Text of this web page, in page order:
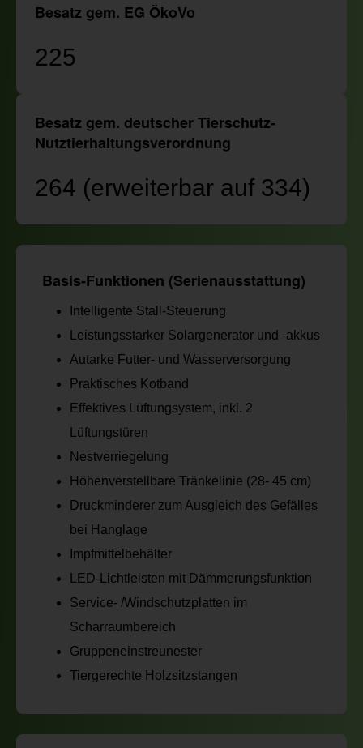
Besatz gem. EG ÖkoVo
225
Besatz gem. deutscher Tierschutz-
Nutztierhaltungsverordnung
264 (erweiterbar auf 334)
Basis-Funktionen (Serienausstattung)
Intelligente Stall-Steuerung
Leistungsstarker Solargenerator und -akkus
Autarke Futter- und Wasserversorgung
Praktisches Kotband
Effektives Lüftungsystem, inkl. 2
Lüftungstüren
Nestverriegelung
Höhenverstellbare Tränkelinie (28- 45 cm)
Druckminderer zum Ausgleich des Gefälles
bei Hanglage
Impfmittelbehälter
LED-Lichtleisten mit Dämmerungsfunktion
Service- /Windschutzplatten im
Scharraumbereich
Gruppeneinstreunester
Tiergerechte Holzsitzstangen